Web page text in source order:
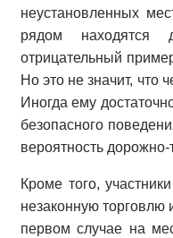
неустановленных
рядом находятся
отрицательный
Но это не значит, что
Иногда ему
безопасного
вероятность
Кроме того,
незаконную торговлю
первом случае на